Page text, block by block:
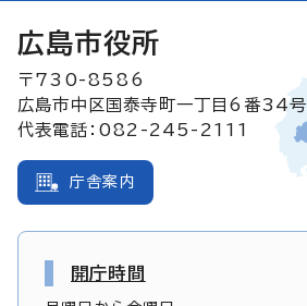
広島市役所
〒730-8586
広島市中区国泰寺町一丁目6番34号
代表電話：082-245-2111
庁舎案内
開庁時間